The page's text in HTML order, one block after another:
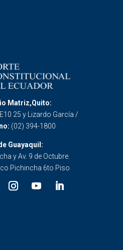
Matriz,Quito:
25 y Lizardo García /
(02) 394-1800
Guayaquil:
y Av. 9 de Octubre.
Pichincha 6to Piso